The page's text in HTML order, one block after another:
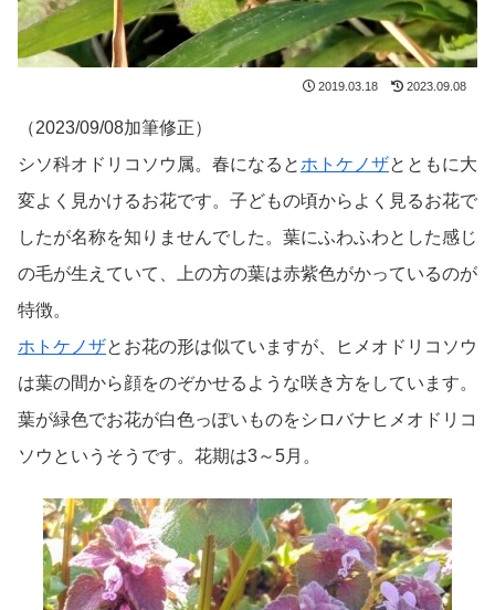
2019.03.18 2023.09.08
（2023/09/08加筆修正）
シソ科オドリコソウ属。春になると ホトケノザとともに大
変よく見かけるお花です。子どもの頃からよく見るお花で
したが名称を知りませんでした。葉にふわふわとした感じ
の毛が生えていて、上の方の葉は赤紫色がかっているのが
特徴。
ホトケノザとお花の形は似ていますが、ヒメオドリコソウ
は葉の間から顔をのぞかせるような咲き方をしています。
葉が緑色でお花が白色っぽいものをシロバナヒメオドリコ
ソウというそうです。花期は3～5月。